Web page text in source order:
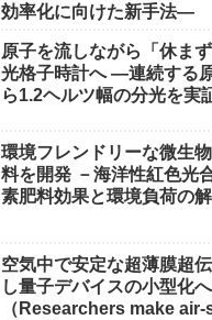
効率化に向けた新手法―
原子を流しながら「休まず
光格子時計へ ―連続する
ら1.2ヘルツ幅の分光を実
環境フレンドリーな微生
料を開発 －海洋性紅色光
素肥料効果と環境負荷の
空気中で安定な超薄膜超
し量子デバイスの小型化
（Researchers make